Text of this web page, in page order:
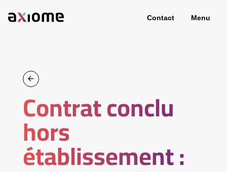
Contact Menu
Contrat conclu
hors
établissement :